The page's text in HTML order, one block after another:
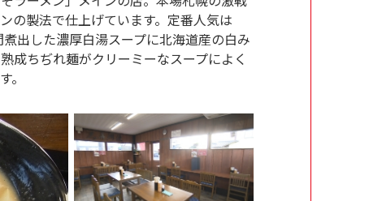
の製法で仕上げています。定番人気は
出した濃厚白湯スープに北海道産の白み
成ちぢれ麺がクリーミーなスープによく
。